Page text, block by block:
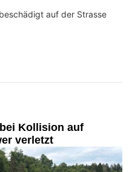
auf der Strasse
Kollision auf
verletzt